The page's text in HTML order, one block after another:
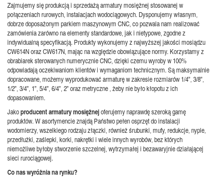
Zajmujemy się produkcją i sprzedażą armatury mosiężnej stosowanej w
połączeniach rurowych, instalacjach wodociągowych. Dysponujemy własnym,
dobrze doposażonym parkiem maszynowym CNC, co pozwala nam realizować
zamówienia zarówno na elementy standardowe, jak i nietypowe, zgodne z
indywidualną specyfikacją. Produkty wykonujemy z najwyższej jakości mosiądzu
CW614N oraz CW617N, mając na względzie obowiązujące normy. Korzystamy z
obrabiarek sterowanych numerycznie CNC, dzięki czemu wyroby w 100%
odpowiadają oczekiwaniom klientów i wymaganiom technicznym. Są maksymalnie
dopracowane, możemy wyprodukować armaturę w zakresie rozmiarów 1/4”, 3/8”,
1/2”, 3/4”, 1”, 5/4”, 6/4”, 2” oraz metryczne , żeby nie było kłopotu z ich
dopasowaniem.
Jakoproducent armatury mosiężnejoferujemy naprawdę szeroką gamę
produktów. W asortymencie znajdą Państwo pełen osprzęt do instalacji
wodomierzy, wszelkiego rodzaju złączki, również śrubunki, mufy, redukcje, nyple,
przedłużki, zaślepki, korki, nakrętki i wiele innych wyrobów, bez których
niemożliwe byłoby stworzenie szczelnej, wytrzymałej i bezawaryjnie działającej
sieci rurociągowej.
Co nas wyróżnia na rynku?